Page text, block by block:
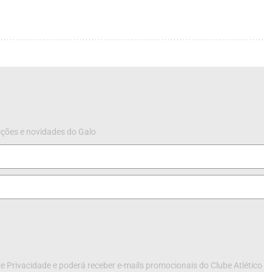
e novidades do Galo
Privacidade e poderá receber e-mails promocionais do Clube Atlético